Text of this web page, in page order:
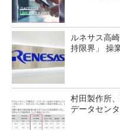
ルネサス高
持限界」 操
村田製作所
データセン